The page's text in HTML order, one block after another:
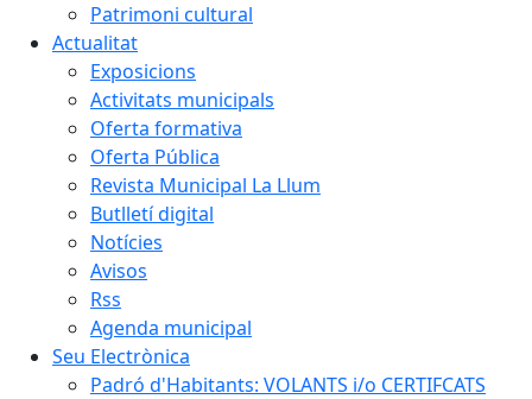
Patrimoni cultural
Actualitat
Exposicions
Activitats municipals
Oferta formativa
Oferta Pública
Revista Municipal La Llum
Butlletí digital
Notícies
Avisos
Rss
Agenda municipal
Seu Electrònica
Padró d'Habitants: VOLANTS i/o CERTIFCATS